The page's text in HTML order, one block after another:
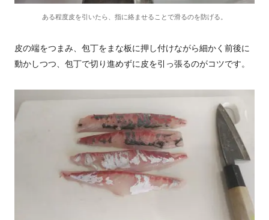
ある程度皮を引いたら、指に絡ませることで滑るのを防げる。
皮の端をつまみ、包丁をまな板に押し付けながら細かく前後に
動かしつつ、包丁で切り進めずに皮を引っ張るのがコツです。